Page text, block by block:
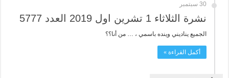
30 سبتمبر
نشرة الثلاثاء 1 تشرين اول 2019 العدد 5777
الجميع يناديني وينده باسمي ، … من أنا؟؟
أكمل القراءة »